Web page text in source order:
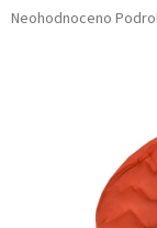
Průměrné
Neohodnoceno